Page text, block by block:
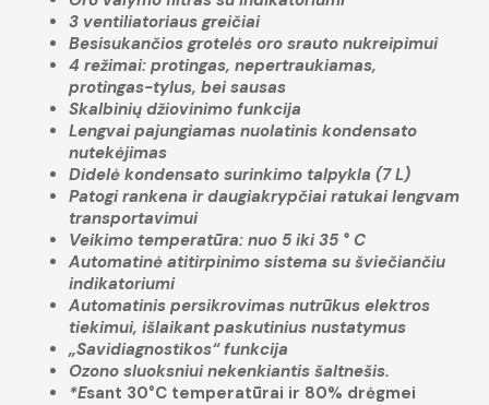
3 ventiliatoriaus greičiai
Besisukančios grotelės oro srauto nukreipimui
4 režimai: protingas, nepertraukiamas,
protingas-tylus, bei sausas
Skalbinių džiovinimo funkcija
Lengvai pajungiamas nuolatinis kondensato
nutekėjimas
Didelė kondensato surinkimo talpykla (7 L)
Patogi rankena ir daugiakrypčiai ratukai lengvam
transportavimui
Veikimo temperatūra: nuo 5 iki 35 ° C
Automatinė atitirpinimo sistema su šviečiančiu
indikatoriumi
Automatinis persikrovimas nutrūkus elektros
tiekimui, išlaikant paskutinius nustatymus
„Savidiagnostikos“ funkcija
Ozono sluoksniui nekenkiantis šaltnešis.
*Esant 30°C temperatūrai ir 80% drėgmei